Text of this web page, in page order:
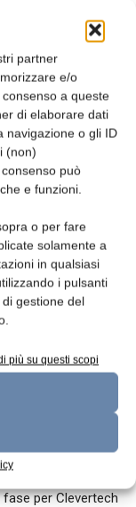
partner
e/o
a queste
di elaborare dati
navigazione o gli ID
(non)
può
e funzioni.
o per fare
solamente a
in qualsiasi
i pulsanti
gestione del
più su questi scopi
vita
alla
The
in cui
di caffè
fase per Clevertech